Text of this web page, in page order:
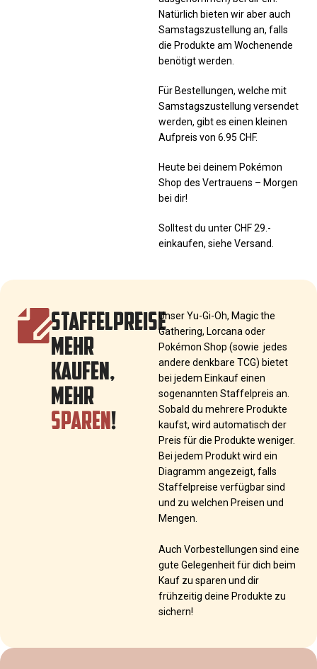
Natürlich bieten wir aber auch
Samstagszustellung an, falls
die Produkte am Wochenende
benötigt werden.
Für Bestellungen, welche mit
Samstagszustellung versendet
werden, gibt es einen kleinen
Aufpreis von 6.95 CHF.
Heute bei deinem Pokémon
Shop des Vertrauens – Morgen
bei dir!
Solltest du unter CHF 29.-
einkaufen, siehe Versand.
STAFFELPREISE
MEHR
KAUFEN,
MEHR
SPAREN!
Unser Yu-Gi-Oh, Magic the
Gathering, Lorcana oder
Pokémon Shop (sowie jedes
andere denkbare TCG) bietet
bei jedem Einkauf einen
sogenannten Staffelpreis an.
Sobald du mehrere Produkte
kaufst, wird automatisch der
Preis für die Produkte weniger.
Bei jedem Produkt wird ein
Diagramm angezeigt, falls
Staffelpreise verfügbar sind
und zu welchen Preisen und
Mengen.
Auch Vorbestellungen sind eine
gute Gelegenheit für dich beim
Kauf zu sparen und dir
frühzeitig deine Produkte zu
sichern!